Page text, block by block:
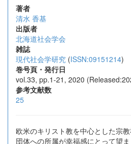
著者
清水 香基
出版者
北海道社会学会
雑誌
現代社会学研究 (ISSN:09151214)
巻号頁・発行日
vol.33, pp.1-21, 2020
参考文献数
25
欧米のキリスト教を中心とした宗
団体への所属が幸福感にとって望